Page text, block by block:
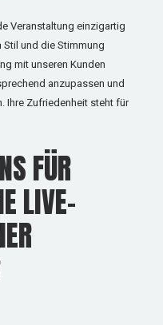
Veranstaltung einzigartig
und die Stimmung
mit unseren Kunden
anzupassen und
Ihre Zufriedenheit steht für
FÜR
LIVE-